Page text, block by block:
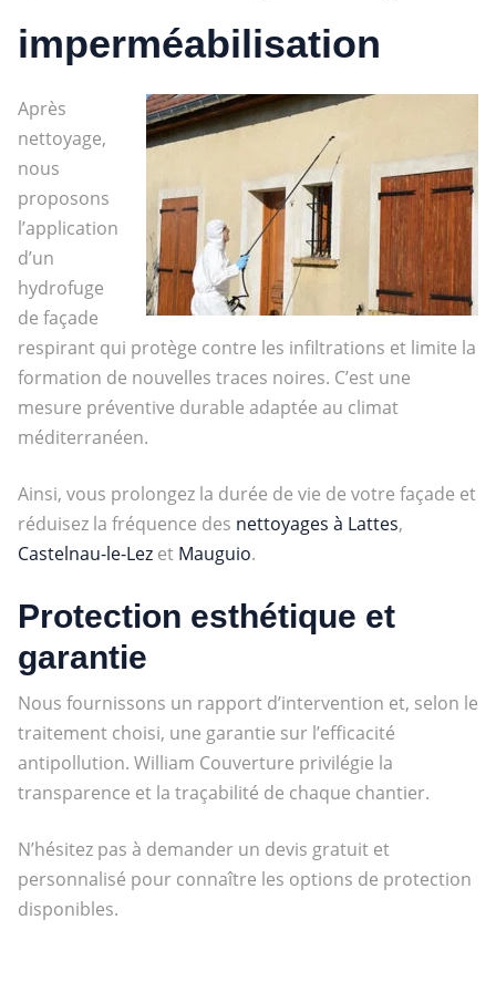
imperméabilisation
Après
nettoyage,
nous
proposons
l’application
d’un
hydrofuge
de façade
respirant qui protège contre les infiltrations et limite la
formation de nouvelles traces noires. C’est une
mesure préventive durable adaptée au climat
méditerranéen.
Ainsi, vous prolongez la durée de vie de votre façade et
réduisez la fréquence des nettoyages à Lattes,
Castelnau-le-Lezet Mauguio.
Protection esthétique et
garantie
Nous fournissons un rapport d’intervention et, selon le
traitement choisi, une garantie sur l’efficacité
antipollution. William Couverture privilégie la
transparence et la traçabilité de chaque chantier.
N’hésitez pas à demander un devis gratuit et
personnalisé pour connaître les options de protection
disponibles.